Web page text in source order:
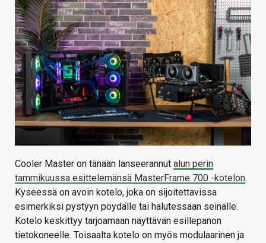
HAKU
Cooler Master on tänään lanseerannut alun perin
tammikuussa esittelemänsä MasterFrame 700 -kotelon.
Kyseessä on avoin kotelo, joka on sijoitettavissa
esimerkiksi pystyyn pöydälle tai halutessaan seinälle.
Kotelo keskittyy tarjoamaan näyttävän esillepanon
tietokoneelle. Toisaalta kotelo on myös modulaarinen ja